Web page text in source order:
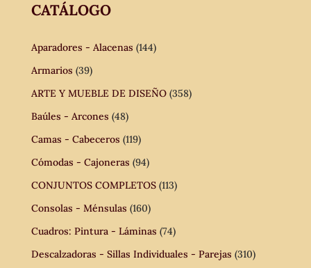
CATÁLOGO
Aparadores - Alacenas (144)
Armarios (39)
ARTE Y MUEBLE DE DISEÑO (358)
Baúles - Arcones (48)
Camas - Cabeceros (119)
Cómodas - Cajoneras (94)
CONJUNTOS COMPLETOS (113)
Consolas - Ménsulas (160)
Cuadros: Pintura - Láminas (74)
Descalzadoras - Sillas Individuales - Parejas (310)